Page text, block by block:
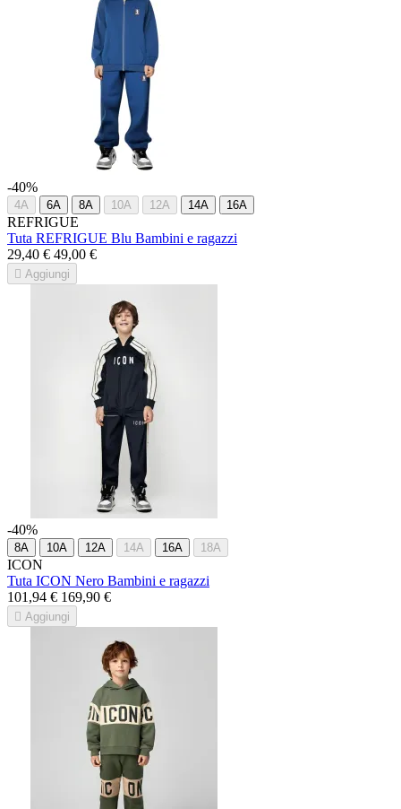
-40%
4A 6A 8A 10A 12A 14A 16A
REFRIGUE
Tuta REFRIGUE Blu Bambini e ragazzi
29,40 € 49,00 €
 Aggiungi
-40%
8A 10A 12A 14A 16A 18A
ICON
Tuta ICON Nero Bambini e ragazzi
101,94 € 169,90 €
 Aggiungi